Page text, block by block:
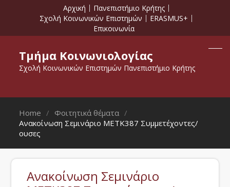
Αρχική
Πανεπιστήμιο Κρήτης
Σχολή Κοινωνικών Επιστημών
ERASMUS+
Επικοινωνία
Τμήμα Κοινωνιολογίας
Σχολή Κοινωνικών Επιστημών Πανεπιστήμιο Κρήτης
Home
Φοιτητικά θέματα
Ανακοίνωση Σεμινάριο ΜΕΤΚ387 Συμμετέχοντες/
ουσες
Ανακοίνωση Σεμινάριο